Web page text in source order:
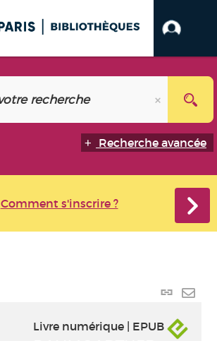
Recherche avancée
Comment s'inscrire ?
Lien
Livre numérique | EPUB